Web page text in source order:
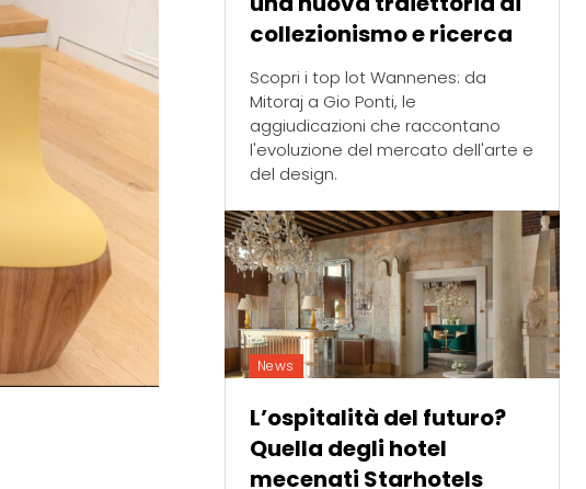
collezionismo e ricerca
Scopri i top lot Wannenes: da
Mitoraj a Gio Ponti, le
aggiudicazioni che raccontano
l'evoluzione del mercato dell'arte e
del design.
News
L’ospitalità del futuro?
Quella degli hotel
mecenati Starhotels